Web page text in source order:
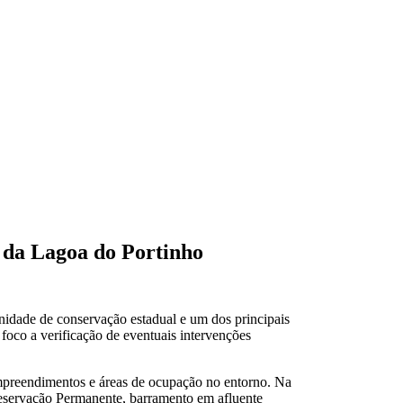
Lagoa do Portinho
de conservação estadual e um dos principais
a verificação de eventuais intervenções
e áreas de ocupação no entorno. Na
Permanente, barramento em afluente